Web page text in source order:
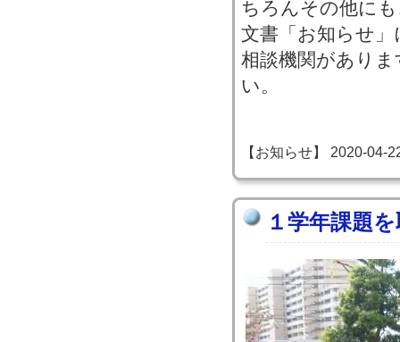
ちろんその他に
文書「お知らせ
相談機関があり
い。
【お知らせ】 2020-04-
１学年課題